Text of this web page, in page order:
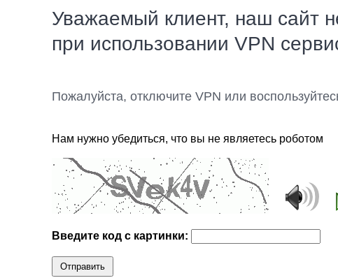
Уважаемый клиент, наш сайт
при использовании VPN
Пожалуйста, отключите VPN или
Нам нужно убедиться, что вы не являетесь роботом
Введите код с картинки:
Отправить